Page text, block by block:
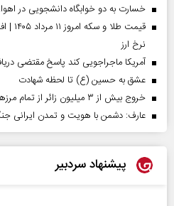
خسارت به دو خوابگاه دانشجویی در
نرخ ارز
آمریکا ماجراجویی کند پاسخ مقتضی
عشق به حسین (ع) تا لحظه شهادت
خروج بیش از ۳ میلیون زائر از تمام مرز‌های کشور
عارف: دشمن با هویت و تمدن ایرانی
پیشنهاد سردبیر